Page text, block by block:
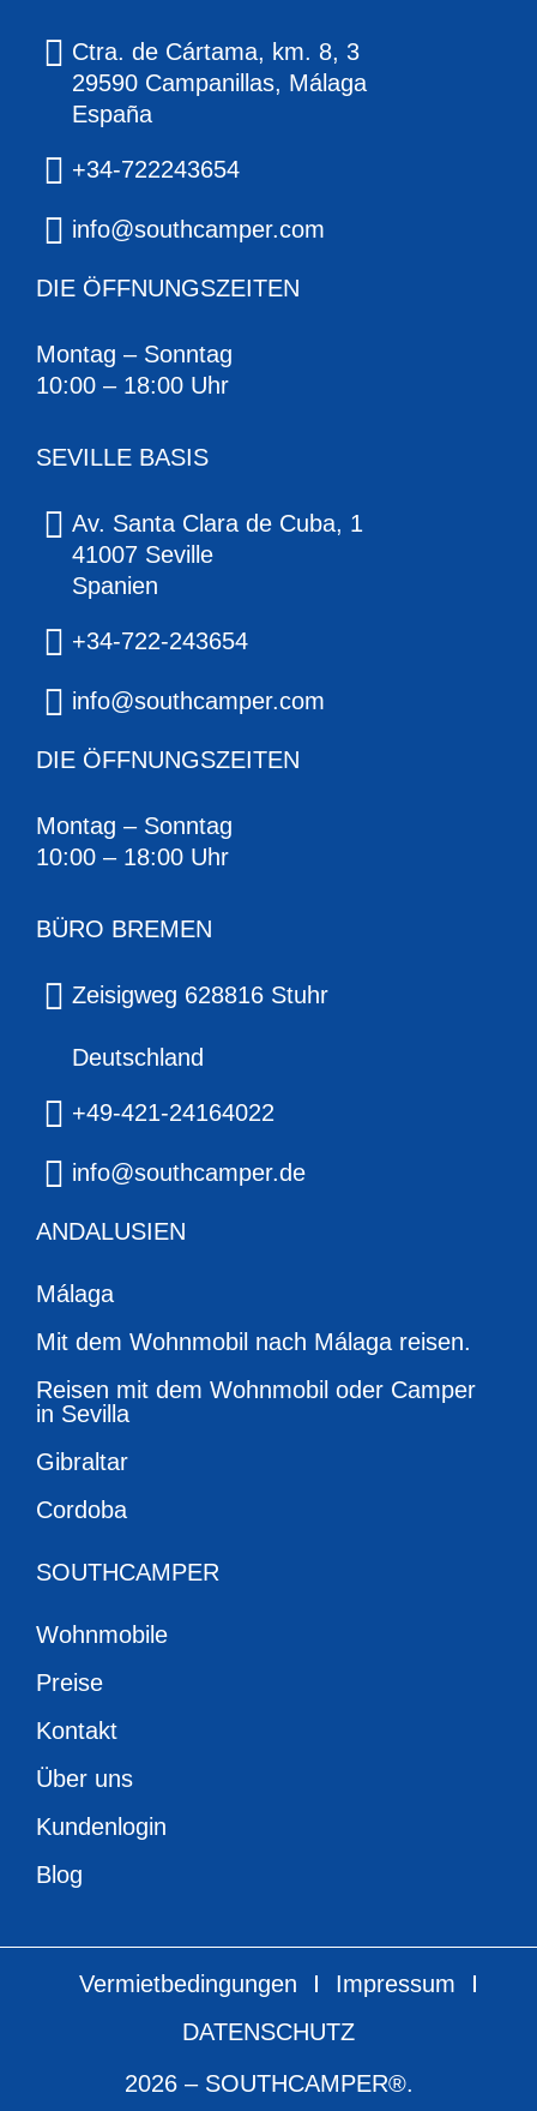
Ctra. de Cártama, km. 8, 3
29590 Campanillas, Málaga
España
+34-722243654
info@southcamper.com
DIE ÖFFNUNGSZEITEN
Montag – Sonntag
10:00 – 18:00 Uhr
SEVILLE BASIS
Av. Santa Clara de Cuba, 1
41007 Seville
Spanien
+34-722-243654
info@southcamper.com
DIE ÖFFNUNGSZEITEN
Montag – Sonntag
10:00 – 18:00 Uhr
BÜRO BREMEN
Zeisigweg 628816 Stuhr
Deutschland
+49-421-24164022
info@southcamper.de
ANDALUSIEN
Málaga
Mit dem Wohnmobil nach Málaga reisen.
Reisen mit dem Wohnmobil oder Camper
in Sevilla
Gibraltar
Cordoba
SOUTHCAMPER
Wohnmobile
Preise
Kontakt
Über uns
Kundenlogin
Blog
Vermietbedingungen
Impressum
DATENSCHUTZ
2026 – SOUTHCAMPER®.